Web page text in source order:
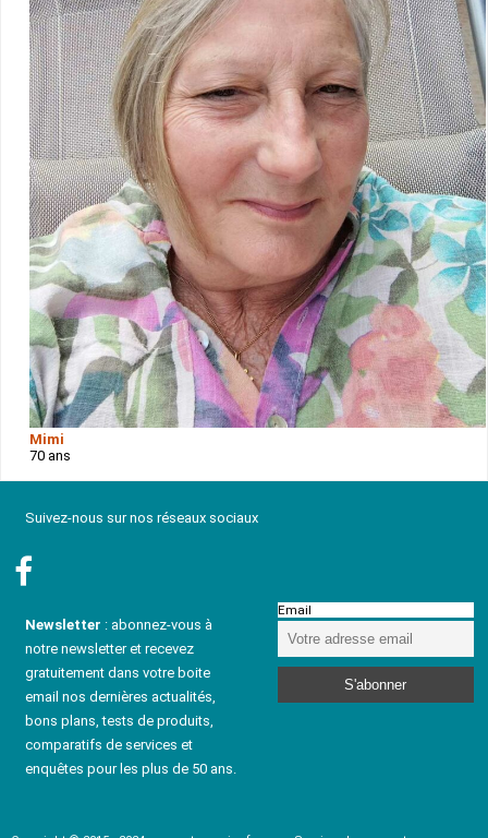
Mimi
70 ans
Suivez-nous sur nos réseaux sociaux
Newsletter : abonnez-vous à
notre newsletter et recevez
gratuitement dans votre boite
email nos dernières actualités,
bons plans, tests de produits,
comparatifs de services et
enquêtes pour les plus de 50 ans.
Email